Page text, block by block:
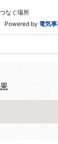
なぐ場所
Powered by 電気